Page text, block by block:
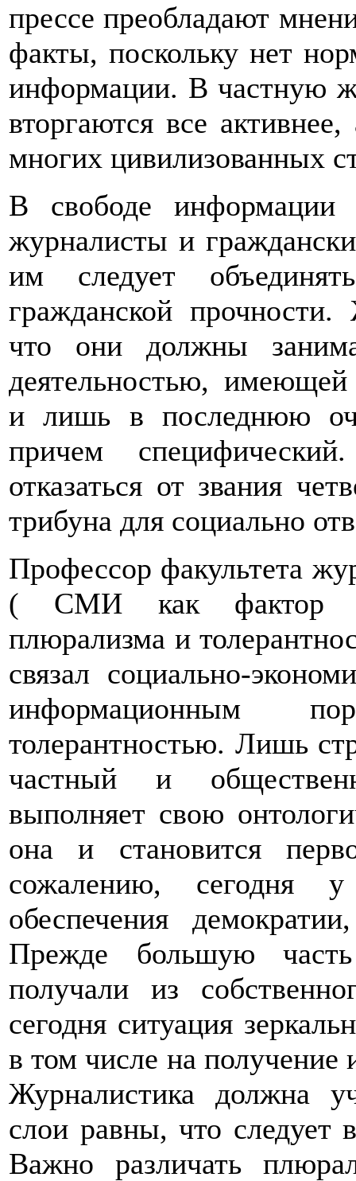
прессе преобладают
факты, поскольку нет
информации. В частную
вторгаются все
многих цивилизованных
В свободе информации
журналисты и
им следует
гражданской
что они должны
деятельностью, имеющей
и лишь в последнюю
причем
отказаться от звания
трибуна для социально
Профессор факультета
( СМИ как фактор
плюрализма и
связал социально-
информационным
толерантностью. Лишь
частный и
выполняет свою
она и становится
сожалению, сегодня
обеспечения
Прежде большую
получали из
сегодня ситуация
в том числе на
Журналистика должна
слои равны, что следует
Важно различать